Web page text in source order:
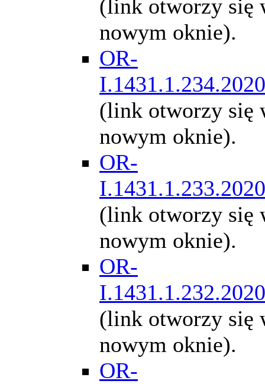
(link otworzy się
nowym oknie).
OR-
I.1431.1.234.2020
(link otworzy się
nowym oknie).
OR-
I.1431.1.233.2020
(link otworzy się
nowym oknie).
OR-
I.1431.1.232.2020
(link otworzy się
nowym oknie).
OR-